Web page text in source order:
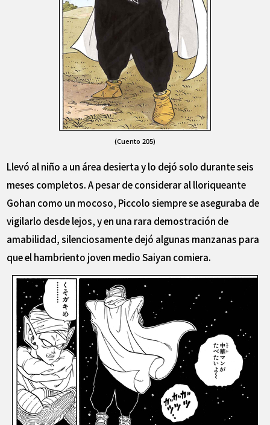
(Cuento 205)
Llevó al niño a un área desierta y lo dejó solo durante seis
meses completos. A pesar de considerar al lloriqueante
Gohan como un mocoso, Piccolo siempre se aseguraba de
vigilarlo desde lejos, y en una rara demostración de
amabilidad, silenciosamente dejó algunas manzanas para
que el hambriento joven medio Saiyan comiera.